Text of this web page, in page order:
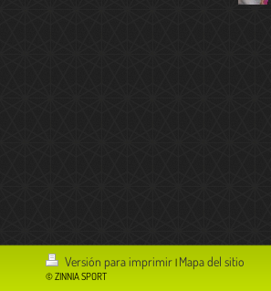
Versión para imprimir | Mapa del sitio
© ZINNIA SPORT